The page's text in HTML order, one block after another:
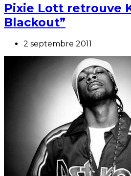
Pixie Lott retrouve
Blackout”
2 septembre 2011